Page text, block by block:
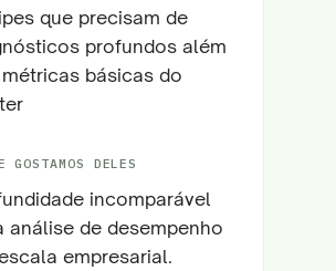
que precisam de
profundos além
básicas do
GOSTAMOS DELES
incomparável
análise de desempenho
empresarial.